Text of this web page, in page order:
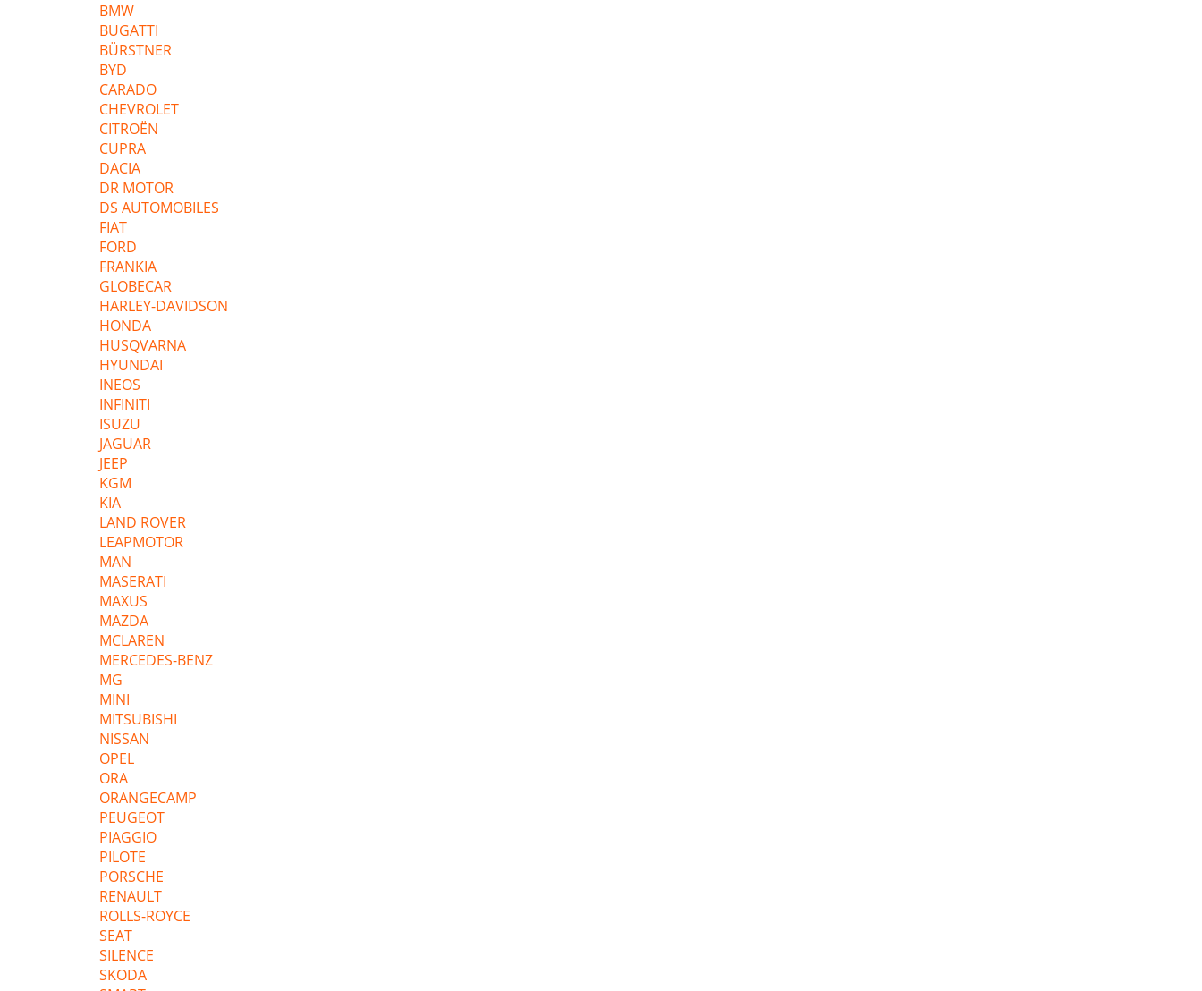
BMW
BUGATTI
BÜRSTNER
BYD
CARADO
CHEVROLET
CITROËN
CUPRA
DACIA
DR MOTOR
DS AUTOMOBILES
FIAT
FORD
FRANKIA
GLOBECAR
HARLEY-DAVIDSON
HONDA
HUSQVARNA
HYUNDAI
INEOS
INFINITI
ISUZU
JAGUAR
JEEP
KGM
KIA
LAND ROVER
LEAPMOTOR
MAN
MASERATI
MAXUS
MAZDA
MCLAREN
MERCEDES-BENZ
MG
MINI
MITSUBISHI
NISSAN
OPEL
ORA
ORANGECAMP
PEUGEOT
PIAGGIO
PILOTE
PORSCHE
RENAULT
ROLLS-ROYCE
SEAT
SILENCE
SKODA